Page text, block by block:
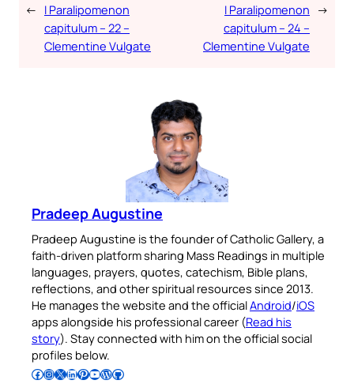
← I Paralipomenon
capitulum – 22 –
Clementine Vulgate
I Paralipomenon
capitulum – 24 –
Clementine Vulgate
→
Pradeep Augustine
Pradeep Augustine is the founder of Catholic Gallery, a
faith-driven platform sharing Mass Readings in multiple
languages, prayers, quotes, catechism, Bible plans,
reflections, and other spiritual resources since 2013.
He manages the website and the officialAndroid/iOS
apps alongside his professional career (Read his
story). Stay connected with him on the official social
profiles below.
Follow Pradeep on Facebook Follow Pradeep on InstagramFollow Pradeep on X Follow Pradeep on LinkedIn Follow Pradeep on Pinterest Subscribe to Pradeep’s Youtube Channel Follow Pradeep on WordPress Follow Pradeep on GitHub